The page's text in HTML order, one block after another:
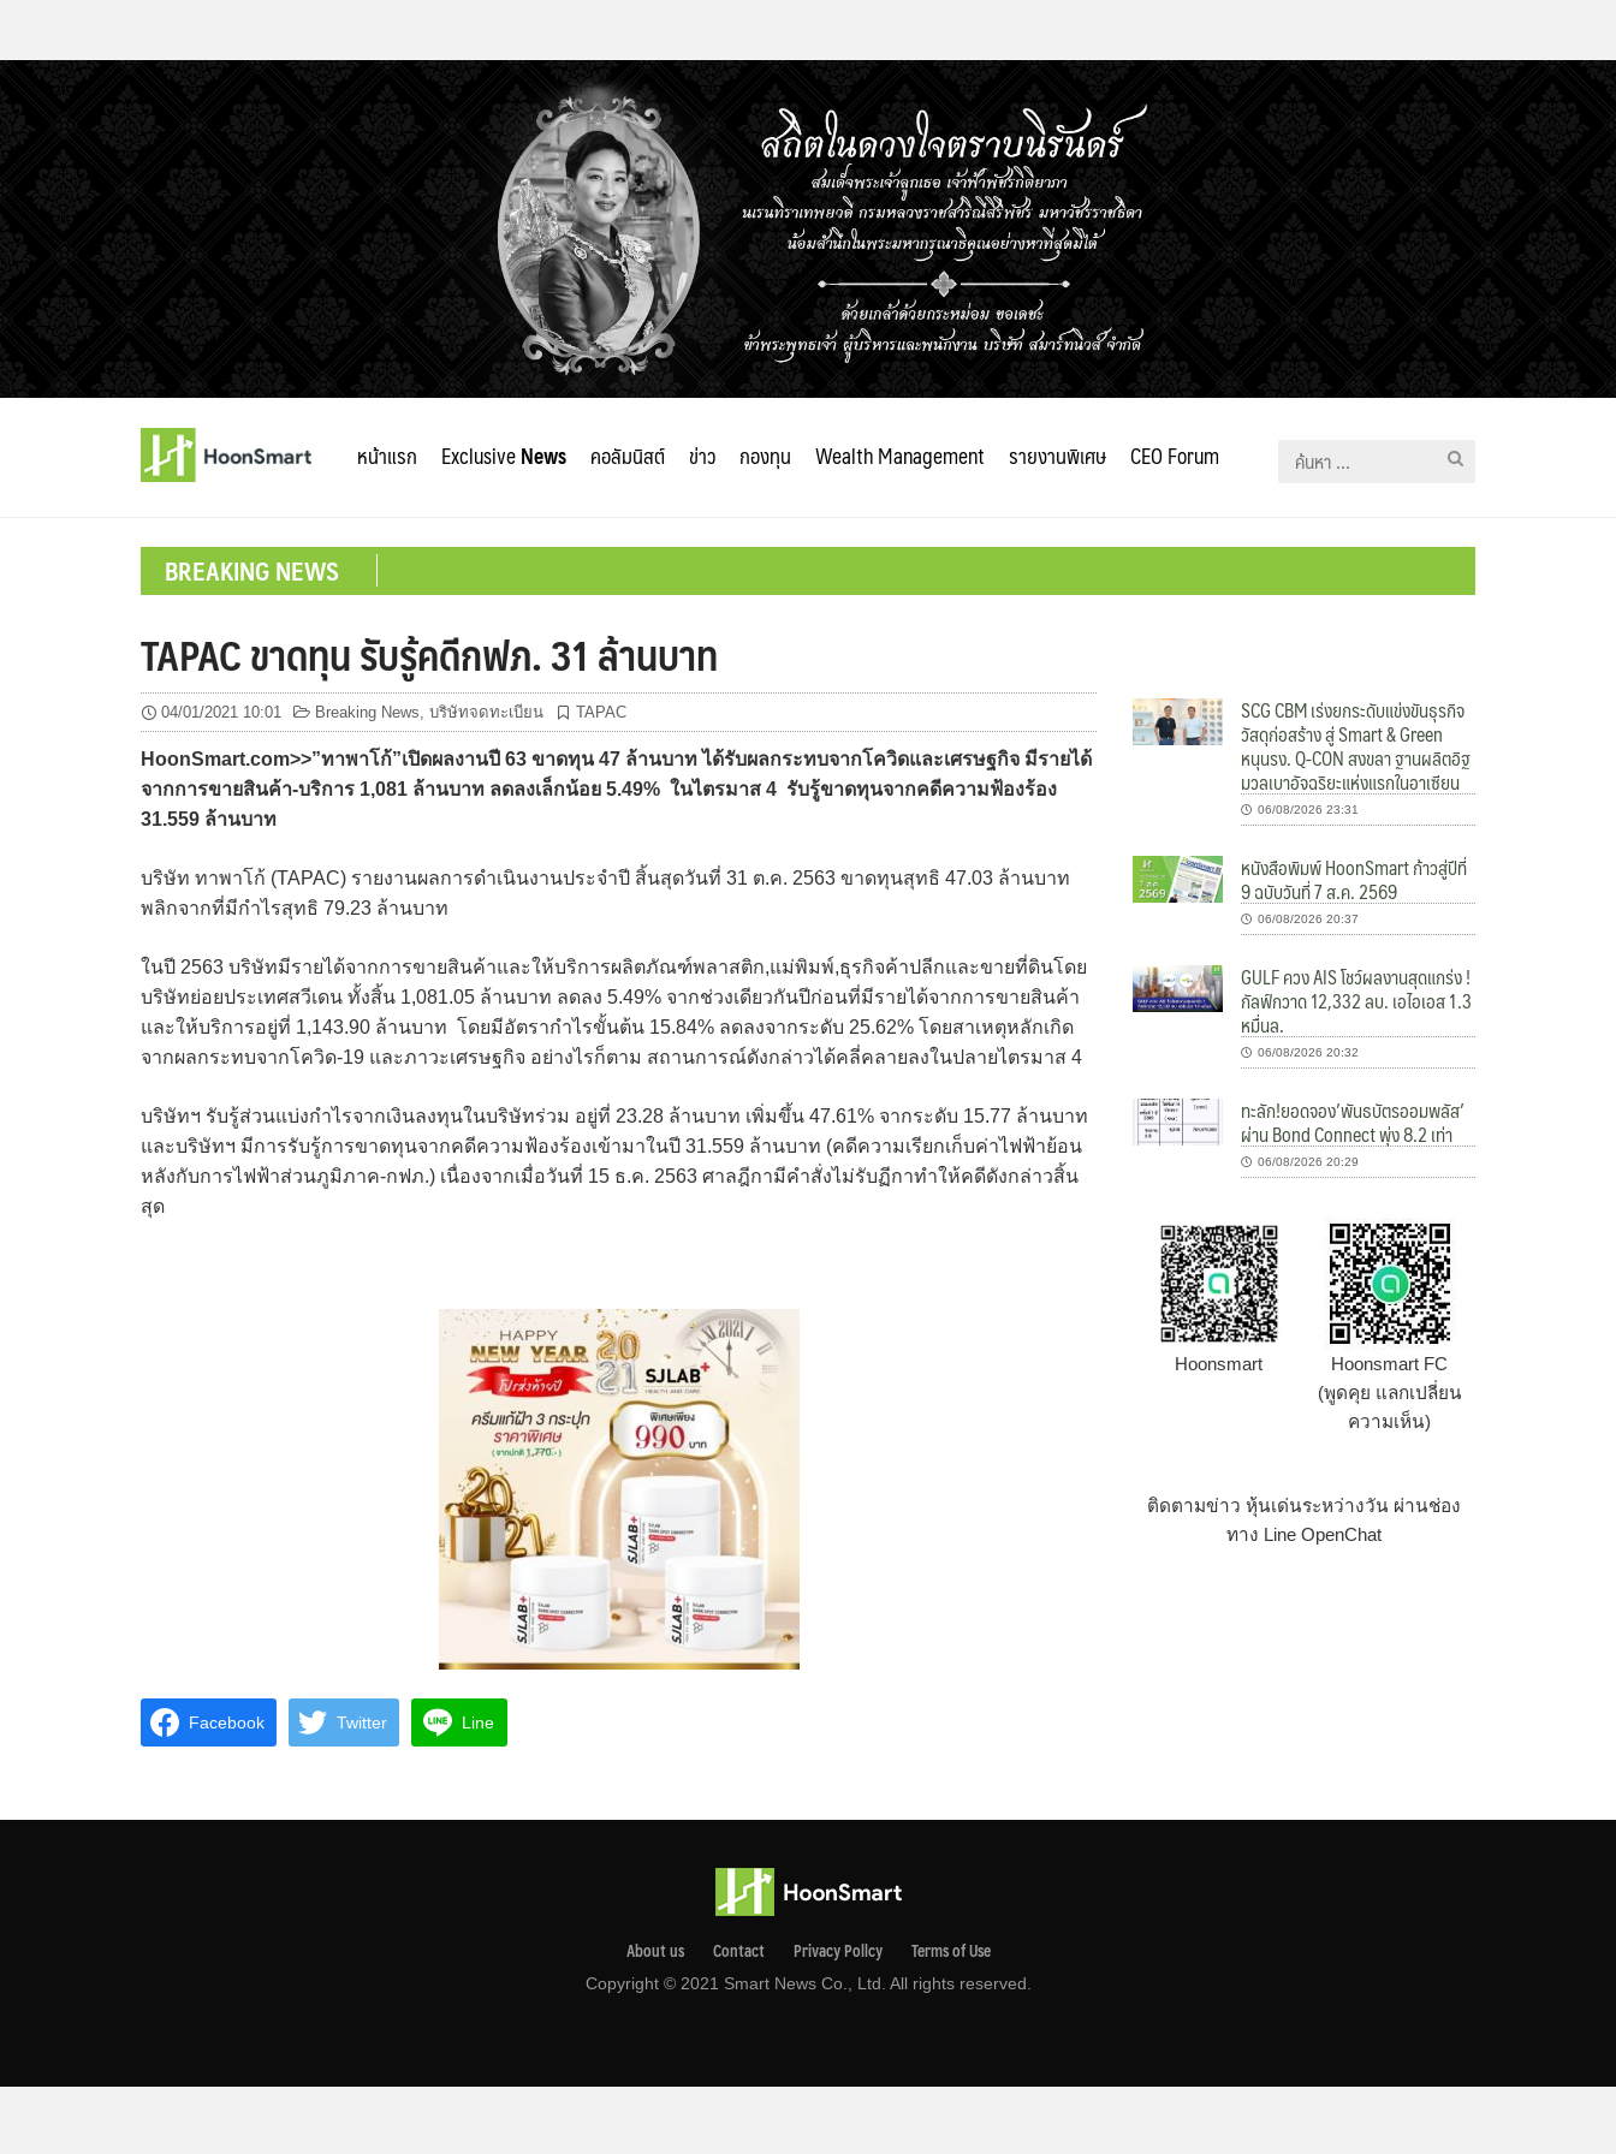
หน้าแรก ExclusiveNews คอลัมนิสต์ ข่าว กองทุน Wealth Management รายงานพิเศษ CEO Forum
ค้นหา
BREAKING NEWS
TAPAC ขาดทุน รับรู้คดีกฟภ. 31 ล้านบาท
04/01/2021 10:01 Breaking News, บริษัทจดทะเบียน TAPAC
HoonSmart.com>>”ทาพาโก้”เปิดผลงานปี 63 ขาดทุน 47 ล้านบาท ได้รับผลกระทบจากโควิดและเศรษฐกิจ มีรายได้
จากการขายสินค้า-บริการ 1,081 ล้านบาท ลดลงเล็กน้อย 5.49% ในไตรมาส 4 รับรู้ขาดทุนจากคดีความฟ้องร้อง
31.559 ล้านบาท
บริษัท ทาพาโก้ (TAPAC) รายงานผลการดำเนินงานประจำปี สิ้นสุดวันที่ 31 ต.ค. 2563 ขาดทุนสุทธิ 47.03 ล้านบาท
พลิกจากที่มีกำไรสุทธิ 79.23 ล้านบาท
ในปี 2563 บริษัทมีรายได้จากการขายสินค้าและให้บริการผลิตภัณฑ์พลาสติก,แม่พิมพ์,ธุรกิจค้าปลีกและขายที่ดินโดย
บริษัทย่อยประเทศสวีเดน ทั้งสิ้น 1,081.05 ล้านบาท ลดลง 5.49% จากช่วงเดียวกันปีก่อนที่มีรายได้จากการขายสินค้า
และให้บริการอยู่ที่ 1,143.90 ล้านบาท โดยมีอัตรากำไรขั้นต้น 15.84% ลดลงจากระดับ 25.62% โดยสาเหตุหลักเกิด
จากผลกระทบจากโควิด-19 และภาวะเศรษฐกิจ อย่างไรก็ตาม สถานการณ์ดังกล่าวได้คลี่คลายลงในปลายไตรมาส 4
บริษัทฯ รับรู้ส่วนแบ่งกำไรจากเงินลงทุนในบริษัทร่วม อยู่ที่ 23.28 ล้านบาท เพิ่มขึ้น 47.61% จากระดับ 15.77 ล้านบาท
และบริษัทฯ มีการรับรู้การขาดทุนจากคดีความฟ้องร้องเข้ามาในปี 31.559 ล้านบาท (คดีความเรียกเก็บค่าไฟฟ้าย้อน
หลังกับการไฟฟ้าส่วนภูมิภาค-กฟภ.) เนื่องจากเมื่อวันที่ 15 ธ.ค. 2563 ศาลฎีกามีคำสั่งไม่รับฏีกาทำให้คดีดังกล่าวสิ้น
สุด
Facebook Twitter Line
SCG CBM เร่งยกระดับแข่งขันธุรกิจ
วัสดุก่อสร้าง สู่ Smart & Green
หนุนรง. Q-CON สงขลา ฐานผลิตอิฐ
มวลเบาอัจฉริยะแห่งแรกในอาเซียน
06/08/2026 23:31
หนังสือพิมพ์ HoonSmart ก้าวสู่ปีที่
9 ฉบับวันที่ 7 ส.ค. 2569
06/08/2026 20:37
GULF ควง AIS โชว์ผลงานสุดแกร่ง !
กัลฟ์กวาด 12,332 ลบ. เอไอเอส 1.3
หมื่นล.
06/08/2026 20:32
ทะลัก!ยอดจอง’พันธบัตรออมพลัส’
ผ่าน Bond Connect พุ่ง 8.2 เท่า
06/08/2026 20:29
Hoonsmart
Hoonsmart FC
(พูดคุย แลกเปลี่ยน
ความเห็น)
ติดตามข่าว หุ้นเด่นระหว่างวัน ผ่านช่อง
ทาง Line OpenChat
About us Contact Privacy Pollcy Terms of Use
Copyright © 2021 Smart News Co., Ltd. All rights reserved.